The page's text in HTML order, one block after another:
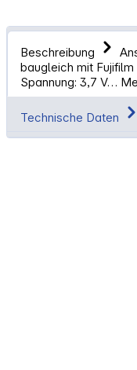
Beschreibung
baugleich mit
Spannung: 3,7 V…
Technische Daten